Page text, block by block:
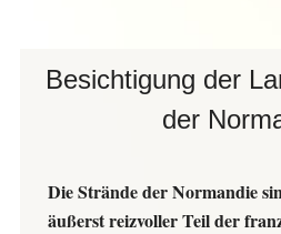
Besichtigung der
der
Die Strände der Normandie
äußerst reizvoller Teil der